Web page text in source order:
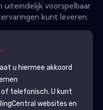
voorspelbaar
kunt leveren.
u hiermee akkoord
telefonisch. U kunt
websites en